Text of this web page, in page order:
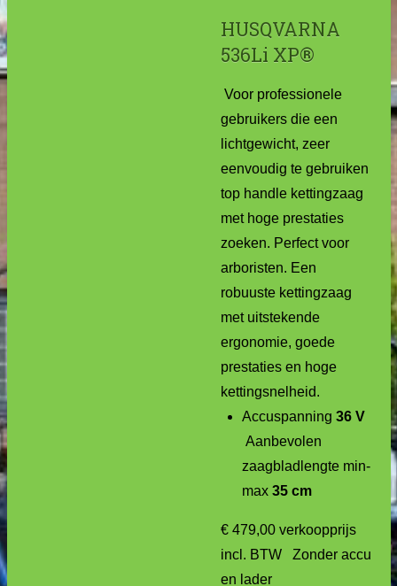
HUSQVARNA
536Li XP®
Voor professionele
gebruikers die een
lichtgewicht, zeer
eenvoudig te gebruiken
top handle kettingzaag
met hoge prestaties
zoeken. Perfect voor
arboristen. Een
robuuste kettingzaag
met uitstekende
ergonomie, goede
prestaties en hoge
kettingsnelheid.
Accuspanning 36 V
Aanbevolen
zaagbladlengte min-
max 35 cm
€ 479,00 verkoopprijs
incl. BTW Zonder accu
en lader